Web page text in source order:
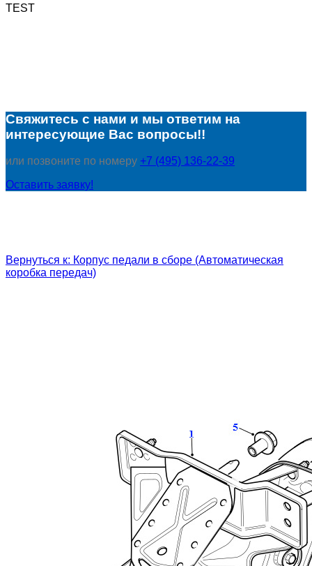
TEST
Свяжитесь с нами и мы ответим на
интересующие Вас вопросы!!
или позвоните по номеру +7 (495) 136-22-39
Оставить заявку!
Вернуться к: Корпус педали в сборе (Автоматическая
коробка передач)